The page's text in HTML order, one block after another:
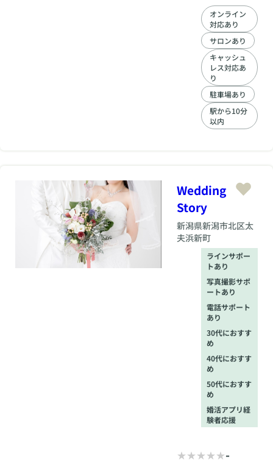
でいかに戦うか？ ・
奥ゆかしく、引込み
思案な県民性に寄り
添うサポート ・地方
ならではの、ファッ
ション、デート方
法、成婚へのポイン
トがあります。 当社
は北信越の結婚相談
所唯一、TMSアワー
ドの成婚シルバー賞
オンライン
対応あり
サロンあり
キャッシュ
レス対応あ
り
駐車場あり
駅から10分
以内
Wedding
Story
新潟県新潟市北区太
夫浜新町
ラインサポー
トあり
写真撮影サポ
ートあり
電話サポート
あり
30代におすす
め
40代におすす
め
50代におすす
め
婚活アプリ経
験者応援
-